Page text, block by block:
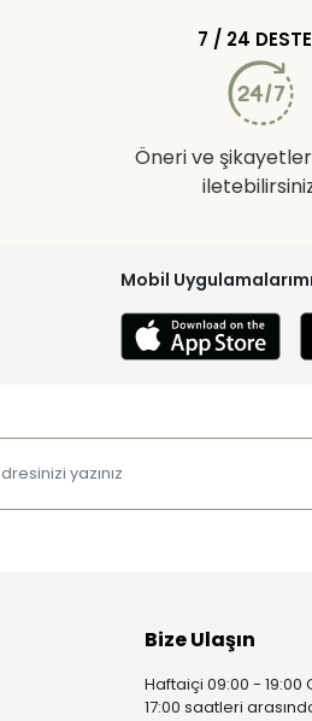
7 / 24
Öneri ve
Mobil
Bize Ulaşın
Haftaiçi 09:00 - 19:00
17:00 saatleri